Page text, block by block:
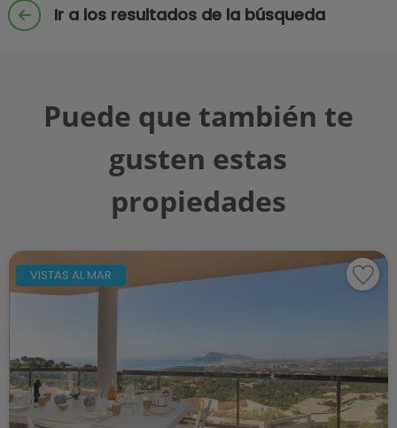
Ir a los resultados de la búsqueda
Puede que también te
gusten estas
propiedades
VISTAS AL MAR